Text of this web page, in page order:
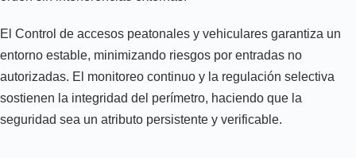
El Control de accesos peatonales y vehiculares garantiza un
entorno estable, minimizando riesgos por entradas no
autorizadas. El monitoreo continuo y la regulación selectiva
sostienen la integridad del perímetro, haciendo que la
seguridad sea un atributo persistente y verificable.